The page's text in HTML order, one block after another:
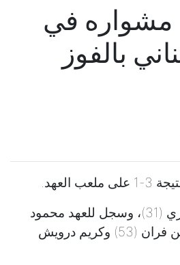
مشواره في
بالفوز
العهد.
سجل للبرج أحمد حجازي (31)، وسجل للعهد محمود
زبيب (43)، زين العابدين فران (53) وكريم درويش